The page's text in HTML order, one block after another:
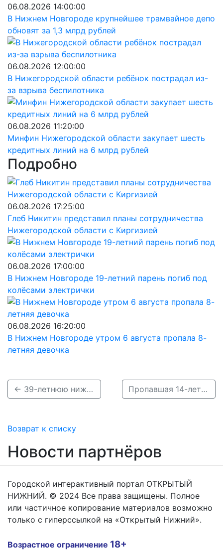
06.08.2026 14:00:00
В Нижнем Новгороде крупнейшее трамвайное депо
обновят за 1,3 млрд рублей
06.08.2026 12:00:00
В Нижегородской области ребёнок пострадал из-
за взрыва беспилотника
06.08.2026 11:20:00
Минфин Нижегородской области закупает шесть
кредитных линий на 6 млрд рублей
Подробно
06.08.2026 17:25:00
Глеб Никитин представил планы сотрудничества
Нижегородской области с Киргизией
06.08.2026 17:00:00
В Нижнем Новгороде 19-летний парень погиб под
колёсами электрички
06.08.2026 16:20:00
В Нижнем Новгороде утром 6 августа пропала 8-
летняя девочка
← 39-летнюю нижегородку нашли спустя 8 суток Пропавшая 14-летняя девочка найдена в Нижегородской области →
Возврат к списку
Новости партнёров
Городской интерактивный портал ОТКРЫТЫЙ
НИЖНИЙ. © 2024 Все права защищены. Полное
или частичное копирование материалов возможно
только с гиперссылкой на «Открытый Нижний».
Возрастное ограничение 18+